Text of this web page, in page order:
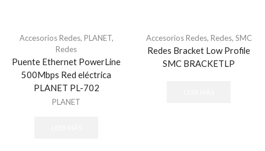
Accesorios Redes, PLANET,
Redes
Puente Ethernet PowerLine
500Mbps Red eléctrica
PLANET PL-702
PLANET
Accesorios Redes, Redes, SMC
Redes Bracket Low Profile
SMC BRACKETLP